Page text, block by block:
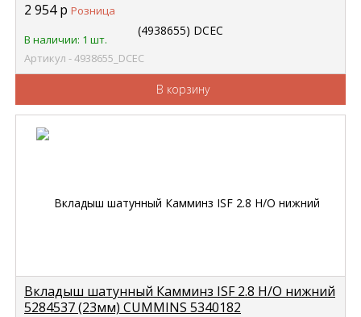
2 954р Розница
В наличии: 1 шт.
Артикул - 4938655_DCEC
В корзину
Вкладыш шатунный Камминз ISF 2.8 Н/О нижний
5284537 (23мм) CUMMINS 5340182